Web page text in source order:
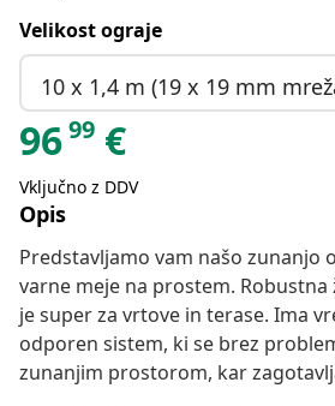
Velikost ograje
10 x 1,4 m (19 x 19 mm
9699 €
Vključno z DDV
Opis
Predstavljamo vam našo zunanjo
varne meje na prostem.
je super za vrtove in terase. Ima
odporen sistem, ki se brez
zunanjim prostorom, kar